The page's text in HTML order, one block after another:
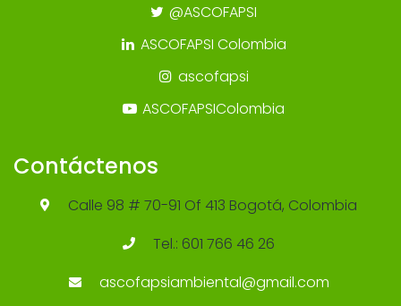
@ASCOFAPSI
ASCOFAPSI Colombia
ascofapsi
ASCOFAPSIColombia
Contáctenos
Calle 98 # 70-91 Of 413 Bogotá, Colombia
Tel.: 601 766 46 26
ascofapsiambiental@gmail.com